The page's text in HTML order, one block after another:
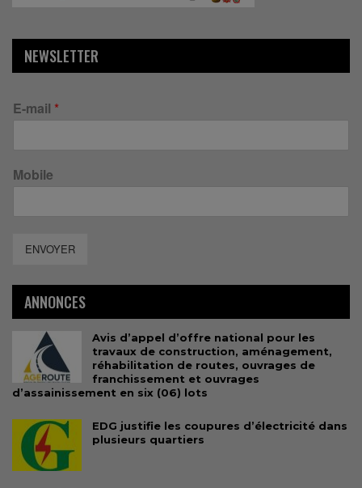
NEWSLETTER
E-mail *
Mobile
ENVOYER
ANNONCES
Avis d’appel d’offre national pour les
travaux de construction, aménagement,
réhabilitation de routes, ouvrages de
franchissement et ouvrages
d’assainissement en six (06) lots
EDG justifie les coupures d’électricité dans
plusieurs quartiers